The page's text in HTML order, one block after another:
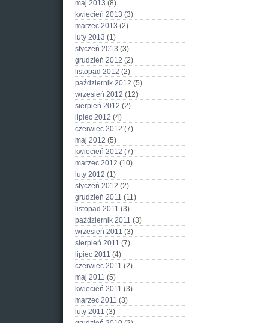
maj 2013 (8)
kwiecień 2013 (3)
marzec 2013 (2)
luty 2013 (1)
styczeń 2013 (3)
grudzień 2012 (2)
listopad 2012 (2)
październik 2012 (5)
wrzesień 2012 (12)
sierpień 2012 (2)
lipiec 2012 (4)
czerwiec 2012 (7)
maj 2012 (5)
kwiecień 2012 (7)
marzec 2012 (10)
luty 2012 (1)
styczeń 2012 (2)
grudzień 2011 (11)
listopad 2011 (3)
październik 2011 (3)
wrzesień 2011 (3)
sierpień 2011 (7)
lipiec 2011 (4)
czerwiec 2011 (2)
maj 2011 (5)
kwiecień 2011 (3)
marzec 2011 (3)
luty 2011 (3)